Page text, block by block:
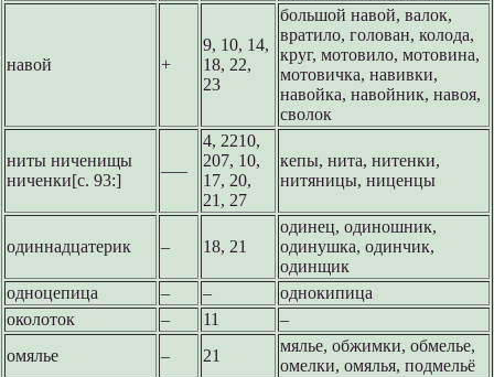
навой +
9, 10, 14,
18, 22,
23
большой навой, валок,
вратило, голован, колода,
круг, мотовило, мотовина,
мотовичка, навивки,
навойка, навойник, навоя,
сволок
ниты ниченищы
ниченки[с. 93:]
–––
4, 2210,
207, 10,
17, 20,
21, 27
кепы, нита, нитенки,
нитяницы, ниценцы
одиннадцатерик – 18, 21
одинец, одиношник,
одинушка, одинчик,
одинщик
одноцепица
– –
однокипица
околоток
– 11
–
омялье
– 21
мялье, обжимки, обмелье,
омелки, омялья, подмельё